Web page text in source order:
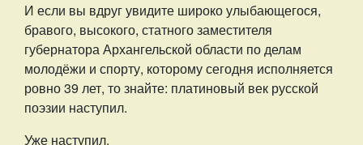
И если вы вдруг увидите широко улыбающегося,
бравого, высокого, статного заместителя
губернатора Архангельской области по делам
молодёжи и спорту, которому сегодня исполняется
ровно 39 лет, то знайте: платиновый век русской
поэзии наступил.
Уже наступил.